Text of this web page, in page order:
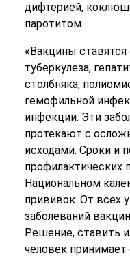
дифтерией,
паротитом.
«Вакцины
туберкулеза,
столбняка,
гемофильной
инфекции. Эти
протекают с
исходами. Сроки и
профилактических
Национальном
прививок. От всех
заболеваний
Решение, ставить
человек принимает